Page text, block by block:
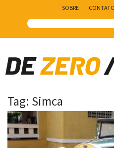
SOBRE CONTATO
Main Navigation
Tag: Simca